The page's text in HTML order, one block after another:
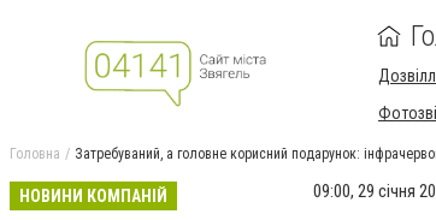
Головна Затребуваний, а головне корисний подарунок:
НОВИНИ КОМПАНІЙ 09:00, 29 січня